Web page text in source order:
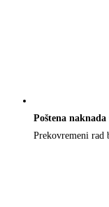
Poštena
Prekovremeni rad